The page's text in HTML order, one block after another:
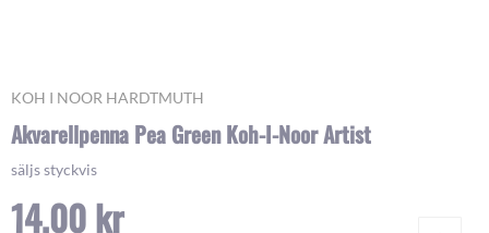
KOH I NOOR HARDTMUTH
Akvarellpenna Pea Green Koh-I-Noor Artist
säljs styckvis
14,00 kr
Skip
the
of
the
images